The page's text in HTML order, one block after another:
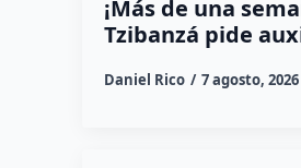
¡Más de una
Tzibanzá pide
Daniel Rico 7 agosto, 2026